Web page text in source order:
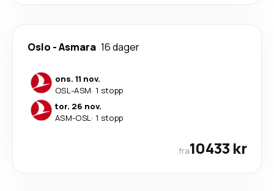
Oslo -Asmara 16 dager
ons. 11 nov.
OSL -ASM· 1 stopp
tor. 26 nov.
ASM-OSL · 1 stopp
fra10433 kr